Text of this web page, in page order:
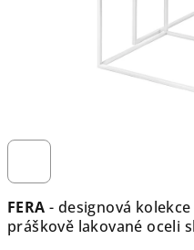
FERA - designová
práškově lakované oceli